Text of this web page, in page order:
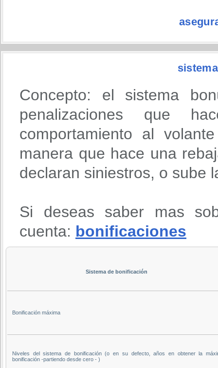
Concepto: el sistema
penalizaciones que
comportamiento al
manera que hace una
declaran siniestros, o sube
Si deseas saber mas
cuenta: bonificaciones
Sistema de bonificación
Bonificación máxima
Niveles del sistema de bonificación (o en su defecto, años en obtener la
bonificación -partiendo desde cero - )